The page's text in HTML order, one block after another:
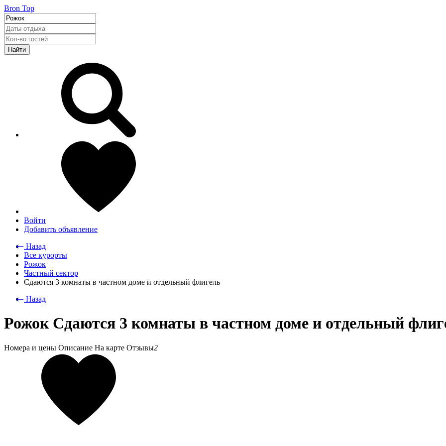
Bron Top
Найти
Войти
Добавить объявление
⃪ Назад
Все курорты
Рожок
Частный сектор
Сдаются 3 комнаты в частном доме и отдельный флигель
⃪ Назад
Рожок Сдаются 3 комнаты в частном доме и отдельный
Номера и цены Описание На карте Отзывы2